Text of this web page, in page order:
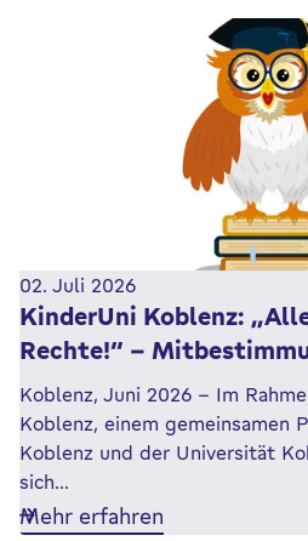
02. Juli 2026
KinderUni Koblenz:
Rechte!“ –
Koblenz, Juni 2026 – Im
Koblenz, einem gemeinsamen
Koblenz und der Universität
sich…
Mehr erfahren